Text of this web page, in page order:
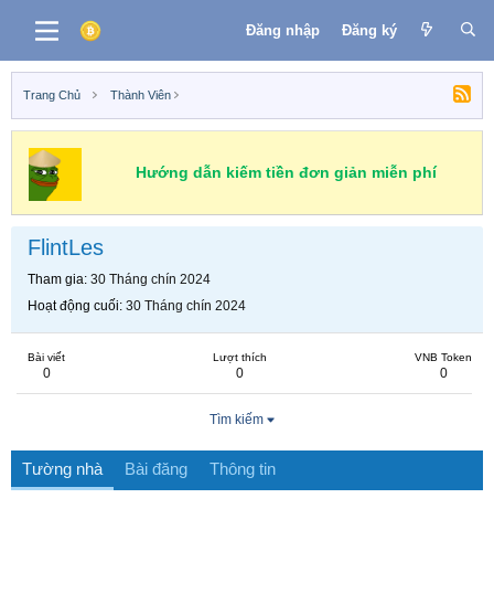
Đăng nhập Đăng ký
Trang Chủ Thành Viên
Hướng dẫn kiếm tiền đơn giản miễn phí
FlintLes
Tham gia 30 Tháng chín 2024
Hoạt động cuối 30 Tháng chín 2024
Bài viết
0
Lượt thích
0
VNB Token
0
Tìm kiếm
Tường nhà Bài đăng Thông tin